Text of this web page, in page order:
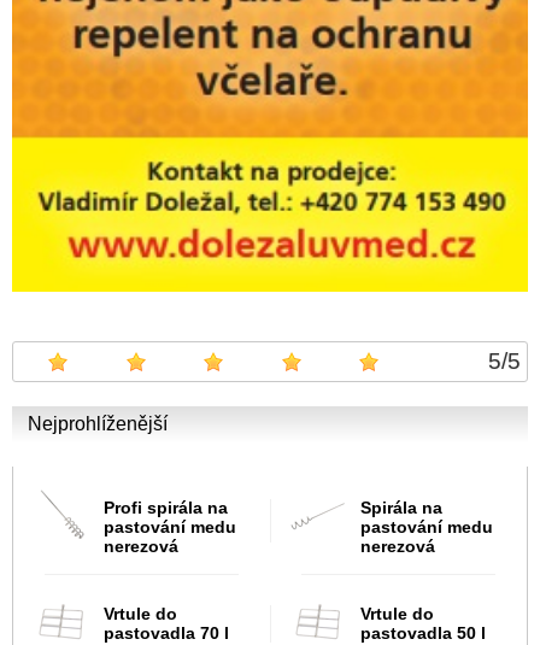
5/5
Nejprohlíženější
Profi spirála na
pastování medu
nerezová
Spirála na
pastování medu
nerezová
Vrtule do
pastovadla 70 l
Vrtule do
pastovadla 50 l